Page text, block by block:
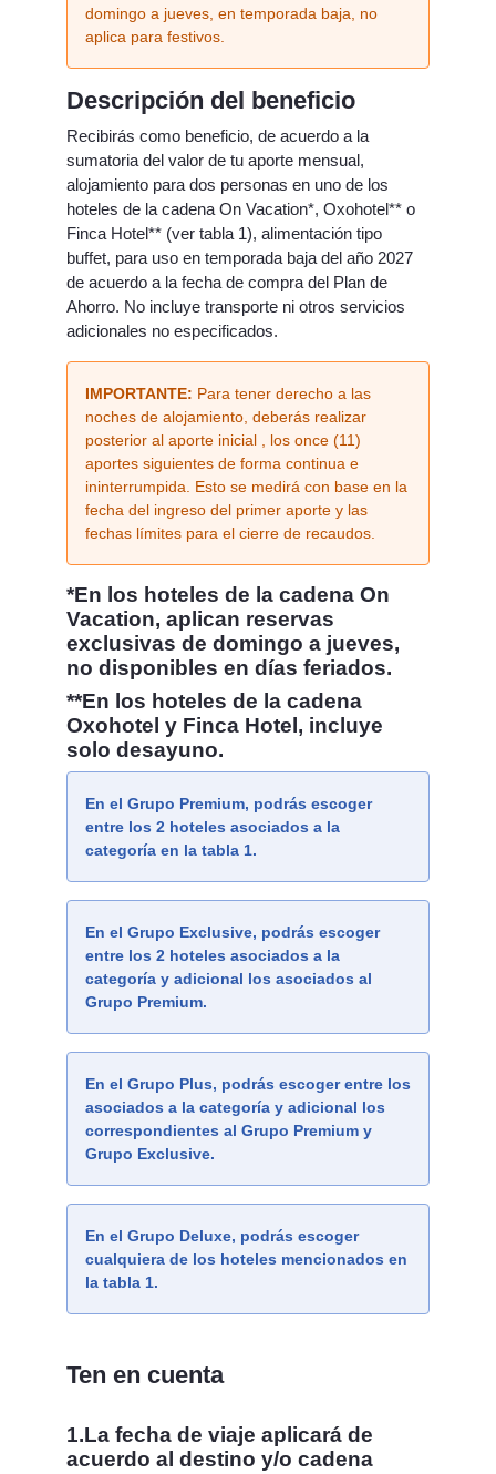
domingo a jueves, en temporada baja, no
aplica para festivos.
Descripción del beneficio
Recibirás como beneficio, de acuerdo a la
sumatoria del valor de tu aporte mensual,
alojamiento para dos personas en uno de los
hoteles de la cadena On Vacation*, Oxohotel** o
Finca Hotel** (ver tabla 1), alimentación tipo
buffet, para uso en temporada baja del año 2027
de acuerdo a la fecha de compra del Plan de
Ahorro. No incluye transporte ni otros servicios
adicionales no especificados.
IMPORTANTE: Para tener derecho a las
noches de alojamiento, deberás realizar
posterior al aporte inicial , los once (11)
aportes siguientes de forma continua e
ininterrumpida. Esto se medirá con base en la
fecha del ingreso del primer aporte y las
fechas límites para el cierre de recaudos.
*En los hoteles de la cadena On
Vacation, aplican reservas
exclusivas de domingo a jueves,
no disponibles en días feriados.
**En los hoteles de la cadena
Oxohotel y Finca Hotel, incluye
solo desayuno.
En el Grupo Premium, podrás escoger
entre los 2 hoteles asociados a la
categoría en la tabla 1.
En el Grupo Exclusive, podrás escoger
entre los 2 hoteles asociados a la
categoría y adicional los asociados al
Grupo Premium.
En el Grupo Plus, podrás escoger entre los
asociados a la categoría y adicional los
correspondientes al Grupo Premium y
Grupo Exclusive.
En el Grupo Deluxe, podrás escoger
cualquiera de los hoteles mencionados en
la tabla 1.
Ten en cuenta
1.La fecha de viaje aplicará de
acuerdo al destino y/o cadena